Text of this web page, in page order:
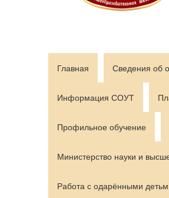
Главная Сведения об
Информация СОУТ
Профильное обучение
Министерство науки и
Работа с одарёнными